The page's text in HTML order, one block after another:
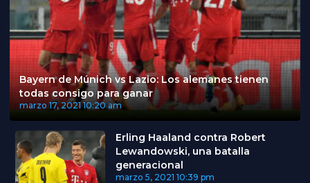
Bayern de Múnich vs Lazio: Los alemanes tienen
todas consigo para ganar
marzo 17, 2021 10:20 am
Erling Haaland contra Robert
Lewandowski, una batalla
generacional
marzo 5, 2021 10:39 pm